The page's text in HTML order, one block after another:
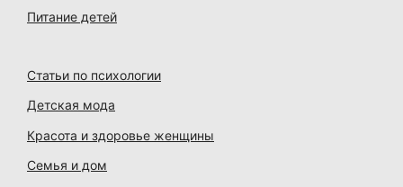
Питание детей
Статьи по психологии
Детская мода
Красота и здоровье женщины
Семья и дом